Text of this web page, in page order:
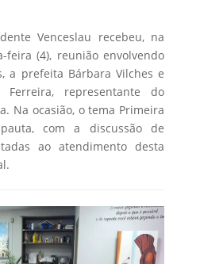
Venceslau recebeu, na
feira (4), reunião envolvendo
a prefeita Bárbara Vilches e
representante do
Na ocasião, o tema Primeira
com a discussão de
ao atendimento desta